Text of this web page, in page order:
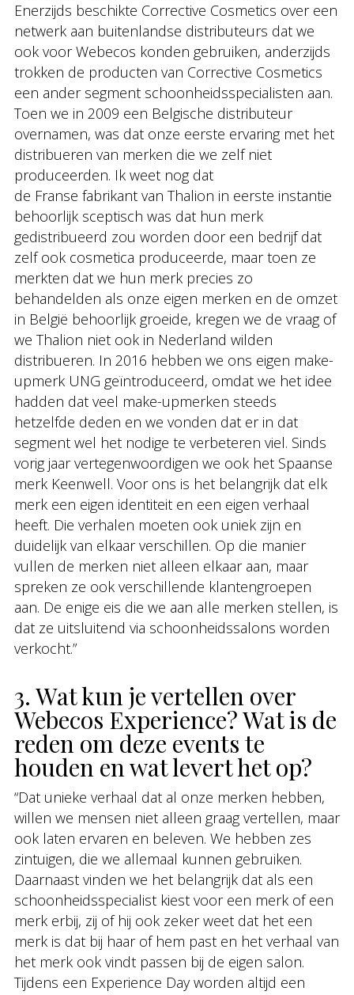
Enerzijds beschikte Corrective Cosmetics over een
netwerk aan buitenlandse distributeurs dat we
ook voor Webecos konden gebruiken, anderzijds
trokken de producten van Corrective Cosmetics
een ander segment schoonheidsspecialisten aan.
Toen we in 2009 een Belgische distributeur
overnamen, was dat onze eerste ervaring met het
distribueren van merken die we zelf niet
produceerden. Ik weet nog dat
de Franse fabrikant van Thalion in eerste instantie
behoorlijk sceptisch was dat hun merk
gedistribueerd zou worden door een bedrijf dat
zelf ook cosmetica produceerde, maar toen ze
merkten dat we hun merk precies zo
behandelden als onze eigen merken en de omzet
in België behoorlijk groeide, kregen we de vraag of
we Thalion niet ook in Nederland wilden
distribueren. In 2016 hebben we ons eigen make-
upmerk UNG geïntroduceerd, omdat we het idee
hadden dat veel make-upmerken steeds
hetzelfde deden en we vonden dat er in dat
segment wel het nodige te verbeteren viel. Sinds
vorig jaar vertegenwoordigen we ook het Spaanse
merk Keenwell. Voor ons is het belangrijk dat elk
merk een eigen identiteit en een eigen verhaal
heeft. Die verhalen moeten ook uniek zijn en
duidelijk van elkaar verschillen. Op die manier
vullen de merken niet alleen elkaar aan, maar
spreken ze ook verschillende klantengroepen
aan. De enige eis die we aan alle merken stellen, is
dat ze uitsluitend via schoonheidssalons worden
verkocht.”
3. Wat kun je vertellen over
Webecos Experience? Wat is de
reden om deze events te
houden en wat levert het op?
“Dat unieke verhaal dat al onze merken hebben,
willen we mensen niet alleen graag vertellen, maar
ook laten ervaren en beleven. We hebben zes
zintuigen, die we allemaal kunnen gebruiken.
Daarnaast vinden we het belangrijk dat als een
schoonheidsspecialist kiest voor een merk of een
merk erbij, zij of hij ook zeker weet dat het een
merk is dat bij haar of hem past en het verhaal van
het merk ook vindt passen bij de eigen salon.
Tijdens een Experience Day worden altijd een